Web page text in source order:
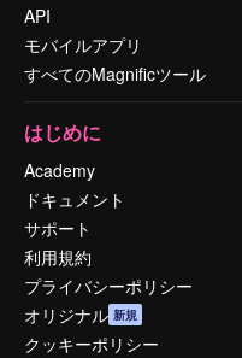
API
モバイルアプリ
すべてのMagnificツール
はじめに
Academy
ドキュメント
サポート
利用規約
プライバシーポリシー
オリジナル 新規
クッキーポリシー